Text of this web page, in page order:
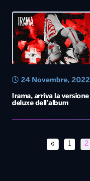
Irama, arriva la versione
deluxe dell’album
24 Novembre, 2022
« 1 2